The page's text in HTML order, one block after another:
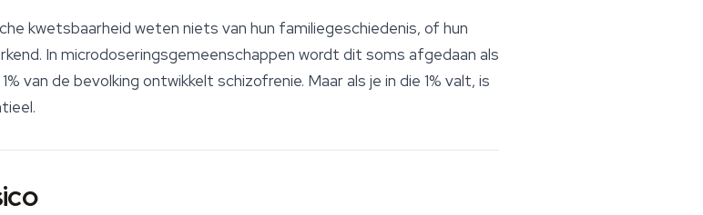
kwetsbaarheid weten niets van hun familiegeschiedenis, of hun
In microdoseringsgemeenschappen wordt dit soms afgedaan als
van de bevolking ontwikkelt schizofrenie. Maar als je in die 1% valt, is